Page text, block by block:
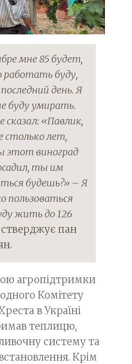
мне 85 будет,
работать буду,
день. Я
буду умирать.
сказал: «Павлик,
столько лет,
этот виноград
ты им
будешь?» – Я
пользоваться
жить до 126
пан
агропідтримки
Комітету
в Україні
теплицю,
систему та
Крім